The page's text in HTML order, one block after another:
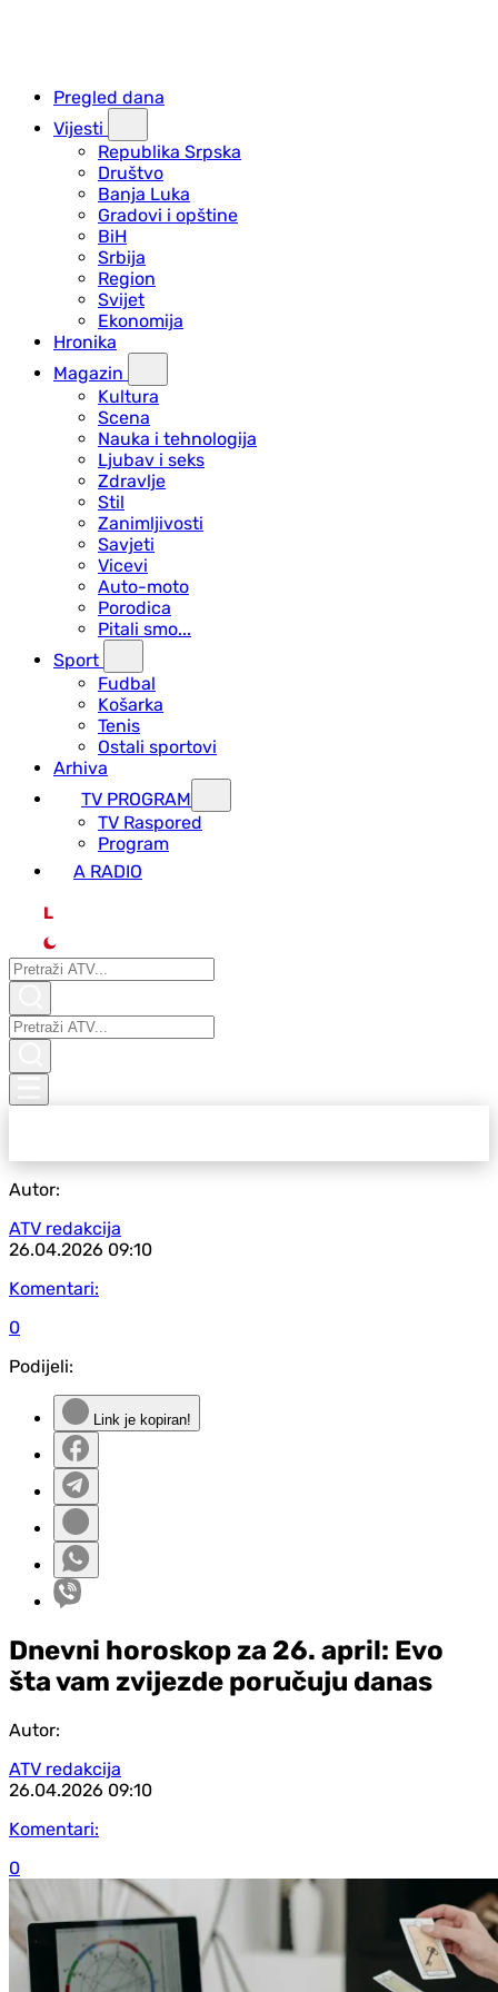
Pregled dana
Vijesti
Republika Srpska
Društvo
Banja Luka
Gradovi i opštine
BiH
Srbija
Region
Svijet
Ekonomija
Hronika
Magazin
Kultura
Scena
Nauka i tehnologija
Ljubav i seks
Zdravlje
Stil
Zanimljivosti
Savjeti
Vicevi
Auto-moto
Porodica
Pitali smo...
Sport
Fudbal
Košarka
Tenis
Ostali sportovi
Arhiva
TV PROGRAM
ТV Raspored
Program
A RADIO
L
Autor:
ATV redakcija
26.04.2026 09:10
Komentari:
0
Podijeli:
Link je kopiran!
Dnevni horoskop za 26. april: Evo
šta vam zvijezde poručuju danas
Autor:
ATV redakcija
26.04.2026 09:10
Komentari:
0